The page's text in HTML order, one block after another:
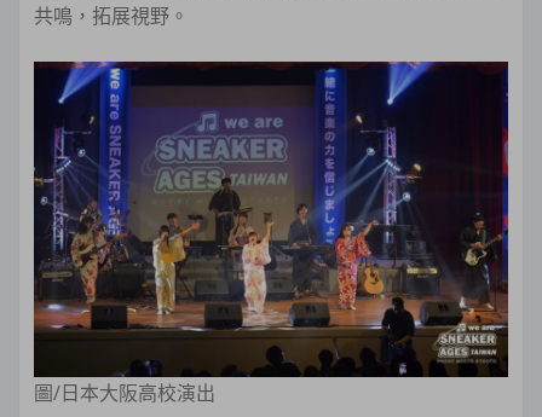
共鳴，拓展視野。
圖/日本大阪高校演出